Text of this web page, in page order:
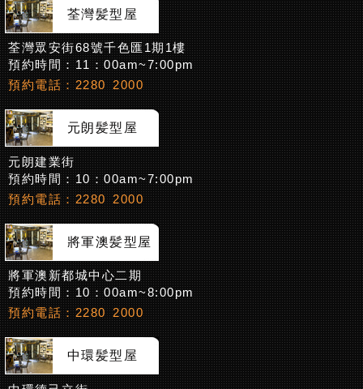
荃灣髪型屋
荃灣眾安街68號千色匯1期1樓
預約時間：11：00am~7:00pm
預約電話：2280 2000
元朗髪型屋
元朗建業街
預約時間：10：00am~7:00pm
預約電話：2280 2000
將軍澳髪型屋
將軍澳新都城中心二期
預約時間：10：00am~8:00pm
預約電話：2280 2000
中環髪型屋